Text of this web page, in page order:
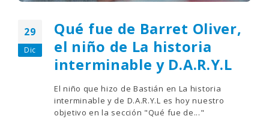
29
Dic
Qué fue de Barret Oliver,
el niño de La historia
interminable y D.A.R.Y.L
El niño que hizo de Bastián en La historia
interminable y de D.A.R.Y.L es hoy nuestro
objetivo en la sección "Qué fue de..."